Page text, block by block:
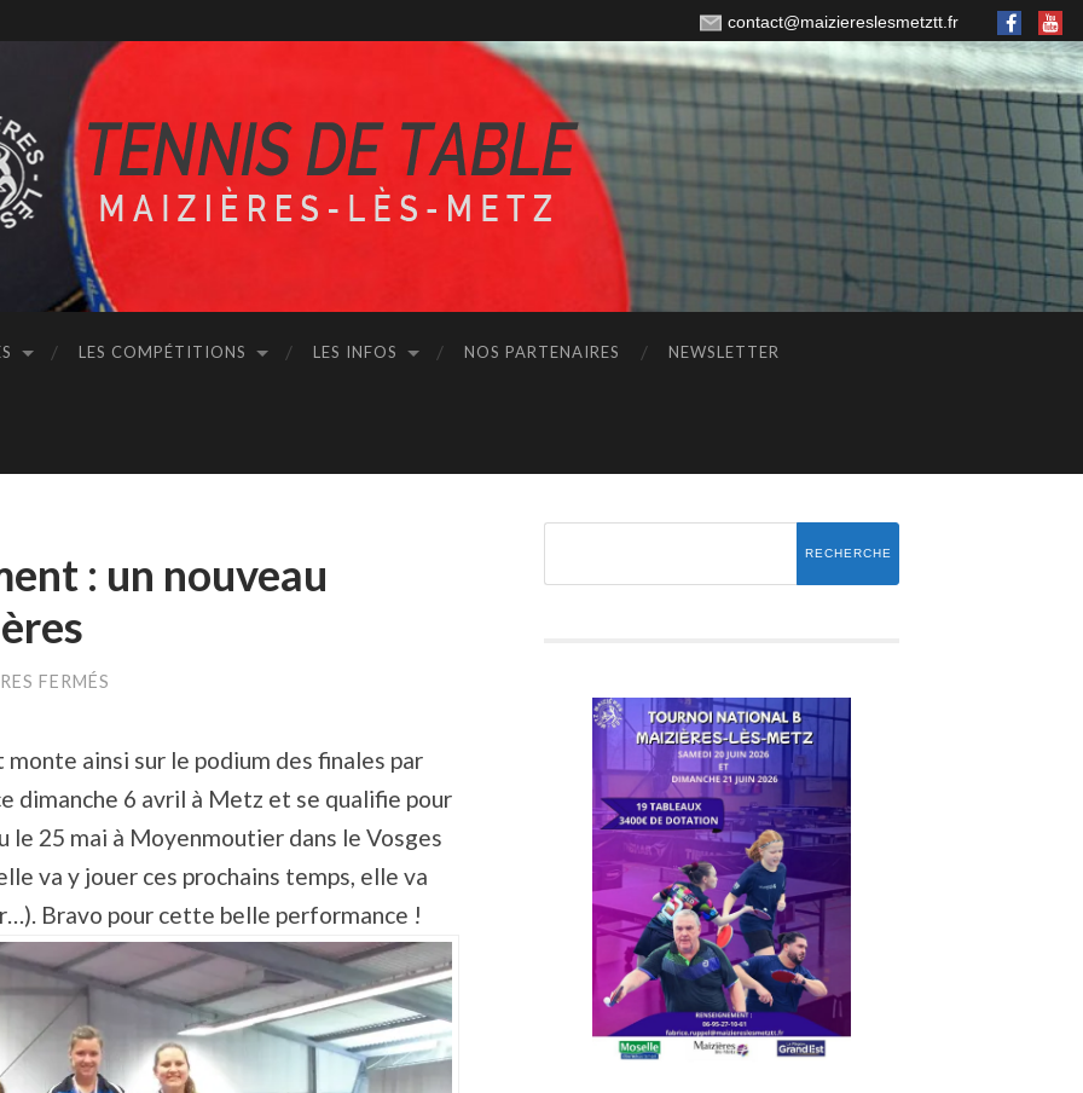
contact@maiziereslesmetztt.fr
LES COMPÉTITIONS LES INFOS NOS PARTENAIRES NEWSLETTER
: un nouveau
FERMÉS
:
NOUVEAU
POUR
ainsi sur le podium des finales par
dimanche 6 avril à Metz et se qualifie pour
25 mai à Moyenmoutier dans le Vosges
va y jouer ces prochains temps, elle va
Bravo pour cette belle performance !